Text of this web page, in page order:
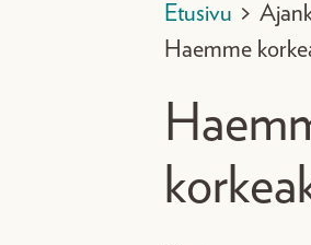
Etusivu >
Haemme